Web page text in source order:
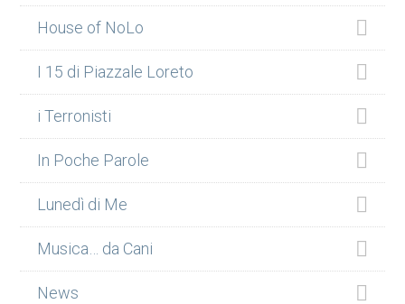
House of NoLo
I 15 di Piazzale Loreto
i Terronisti
In Poche Parole
Lunedì di Me
Musica… da Cani
News